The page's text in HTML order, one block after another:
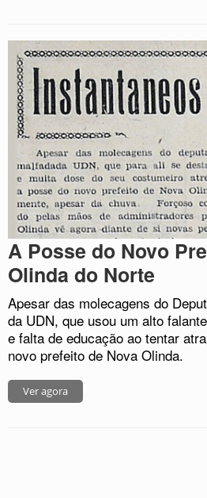
A Posse do Novo
Olinda do Norte
Apesar das molecagens do
da UDN, que usou um alto
e falta de educação ao tentar
novo prefeito de Nova Olinda.
Ver agora